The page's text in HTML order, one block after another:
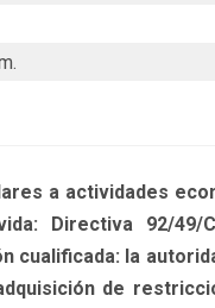
a actividades
Directiva 92/49/
cualificada: la
de